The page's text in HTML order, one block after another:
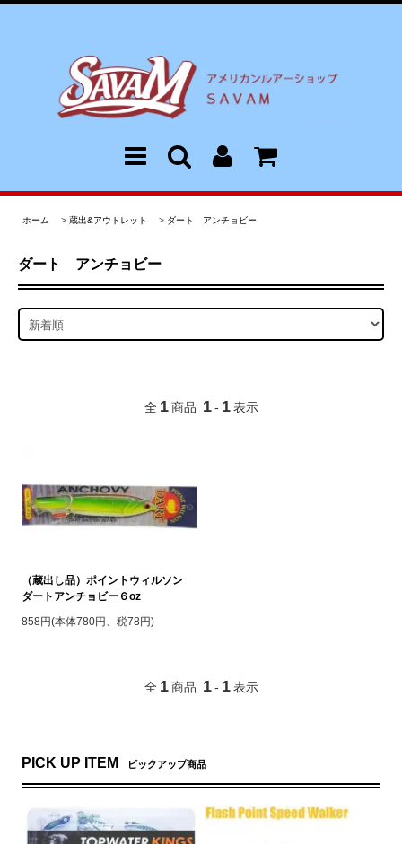
ホーム > 蔵出&アウトレット > ダート アンチョビー
ダート アンチョビー
全 1 商品 1 - 1 表示
（蔵出し品）ポイントウィルソン
ダートアンチョビー６oz
858円(本体780円、税78円)
全 1 商品 1 - 1 表示
PICK UP ITEM ピックアップ商品